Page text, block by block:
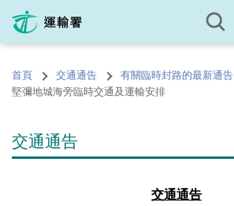
內
的
開
首頁 交通通告 有關臨時封路的最新通告
堅彌地城海旁臨時交通及運輸安排
交通通告
交通通告